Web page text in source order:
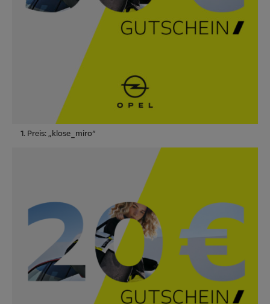
1. Preis: „klose_miro“